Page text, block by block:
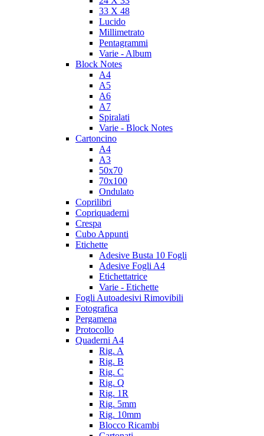
33 X 48
Lucido
Millimetrato
Pentagrammi
Varie - Album
Block Notes
A4
A5
A6
A7
Spiralati
Varie - Block Notes
Cartoncino
A4
A3
50x70
70x100
Ondulato
Coprilibri
Copriquaderni
Crespa
Cubo Appunti
Etichette
Adesive Busta 10 Fogli
Adesive Fogli A4
Etichettatrice
Varie - Etichette
Fogli Autoadesivi Rimovibili
Fotografica
Pergamena
Protocollo
Quaderni A4
Rig. A
Rig. B
Rig. C
Rig. Q
Rig. 1R
Rig. 5mm
Rig. 10mm
Blocco Ricambi